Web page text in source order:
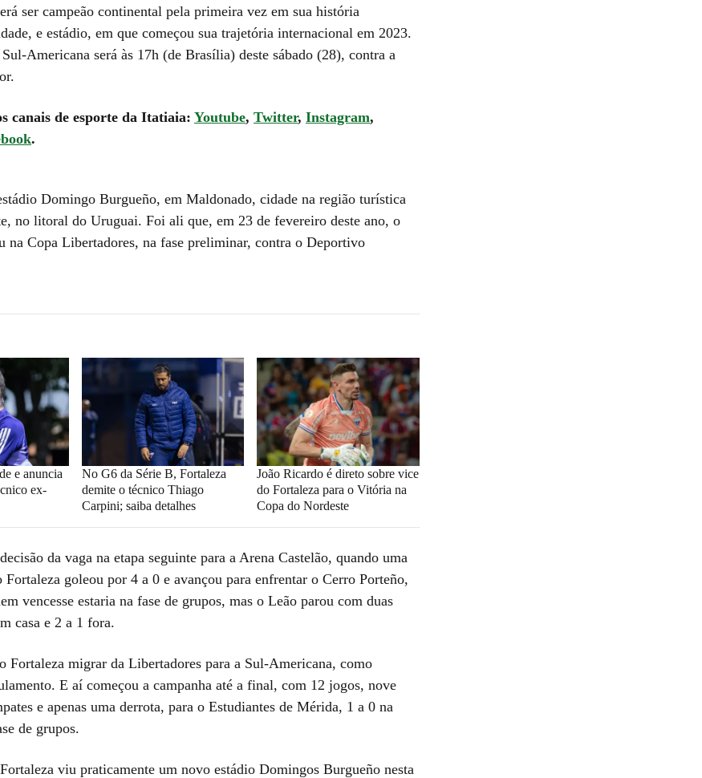
ser campeão continental pela primeira vez em sua história
e estádio, em que começou sua trajetória internacional em 2023.
Americana será às 17h (de Brasília) deste sábado (28), contra a
canais de esporte da Itatiaia: Youtube, Twitter, Instagram,
.
Domingo Burgueño, em Maldonado, cidade na região turística
no litoral do Uruguai. Foi ali que, em 23 de fevereiro deste ano, o
na Copa Libertadores, na fase preliminar, contra o Deportivo
e anuncia
ex-
No G6 da Série B, Fortaleza
demite o técnico Thiago
Carpini; saiba detalhes
João Ricardo é direto sobre vice
do Fortaleza para o Vitória na
Copa do Nordeste
da vaga na etapa seguinte para a Arena Castelão, quando uma
Fortaleza goleou por 4 a 0 e avançou para enfrentar o Cerro Porteño,
vencesse estaria na fase de grupos, mas o Leão parou com duas
casa e 2 a 1 fora.
Fortaleza migrar da Libertadores para a Sul-Americana, como
E aí começou a campanha até a final, com 12 jogos, nove
e apenas uma derrota, para o Estudiantes de Mérida, 1 a 0 na
de grupos.
viu praticamente um novo estádio Domingos Burgueño nesta